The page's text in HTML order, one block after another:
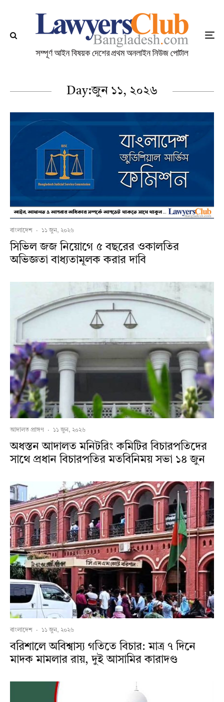
Day:জুন ১১, ২০২৬
বাংলাদেশ · ১১ জুন, ২০২৬
সিভিল জজ নিয়োগে ৫ বছরের ওকালতির
অভিজ্ঞতা বাধ্যতামূলক করার দাবি
আদালত প্রাঙ্গণ · ১১ জুন, ২০২৬
অধস্তন আদালত মনিটরিং কমিটির বিচারপতিদের
সাথে প্রধান বিচারপতির মতবিনিময় সভা ১৪ জুন
বাংলাদেশ · ১১ জুন, ২০২৬
বরিশালে অবিশ্বাস্য গতিতে বিচার: মাত্র ৭ দিনে
মাদক মামলার রায়, দুই আসামির কারাদণ্ড